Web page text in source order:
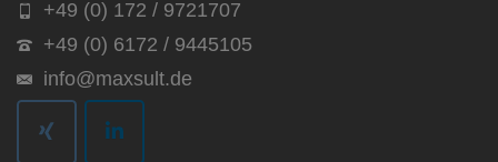
+49 (0) 172 / 9721707
+49 (0) 6172 / 9445105
info@maxsult.de